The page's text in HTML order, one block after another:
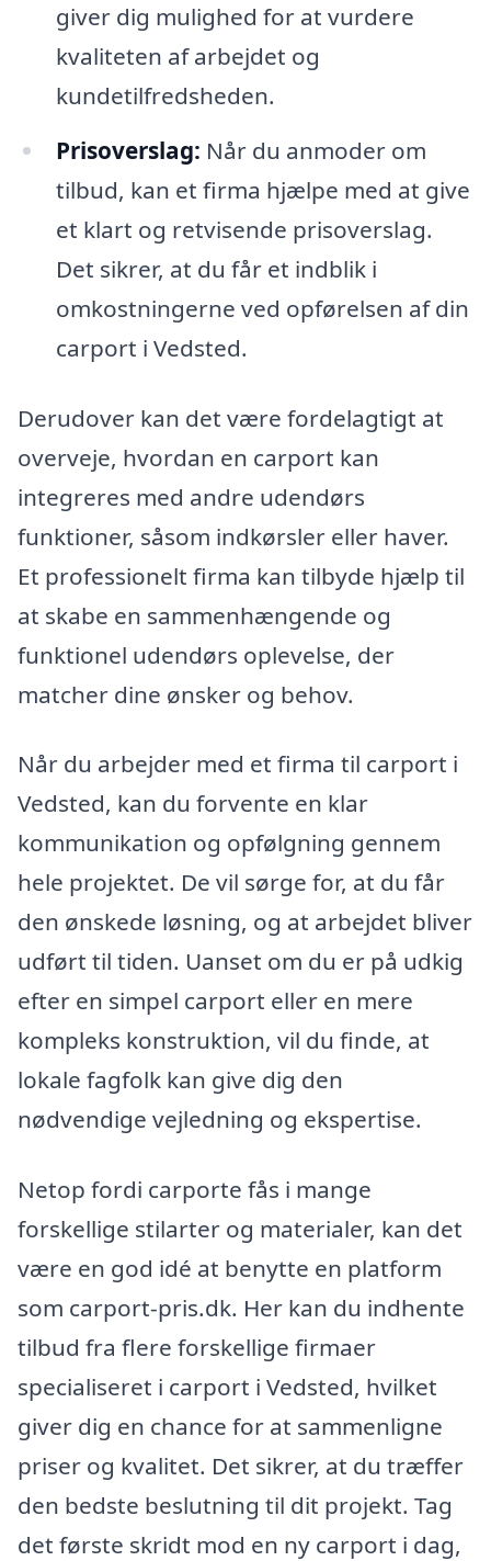
giver dig mulighed for at vurdere
kvaliteten af arbejdet og
kundetilfredsheden.
Prisoverslag: Når du anmoder om
tilbud, kan et firma hjælpe med at give
et klart og retvisende prisoverslag.
Det sikrer, at du får et indblik i
omkostningerne ved opførelsen af din
carport i Vedsted.
Derudover kan det være fordelagtigt at
overveje, hvordan en carport kan
integreres med andre udendørs
funktioner, såsom indkørsler eller haver.
Et professionelt firma kan tilbyde hjælp til
at skabe en sammenhængende og
funktionel udendørs oplevelse, der
matcher dine ønsker og behov.
Når du arbejder med et firma til carport i
Vedsted, kan du forvente en klar
kommunikation og opfølgning gennem
hele projektet. De vil sørge for, at du får
den ønskede løsning, og at arbejdet bliver
udført til tiden. Uanset om du er på udkig
efter en simpel carport eller en mere
kompleks konstruktion, vil du finde, at
lokale fagfolk kan give dig den
nødvendige vejledning og ekspertise.
Netop fordi carporte fås i mange
forskellige stilarter og materialer, kan det
være en god idé at benytte en platform
som carport-pris.dk. Her kan du indhente
tilbud fra flere forskellige firmaer
specialiseret i carport i Vedsted, hvilket
giver dig en chance for at sammenligne
priser og kvalitet. Det sikrer, at du træffer
den bedste beslutning til dit projekt. Tag
det første skridt mod en ny carport i dag,